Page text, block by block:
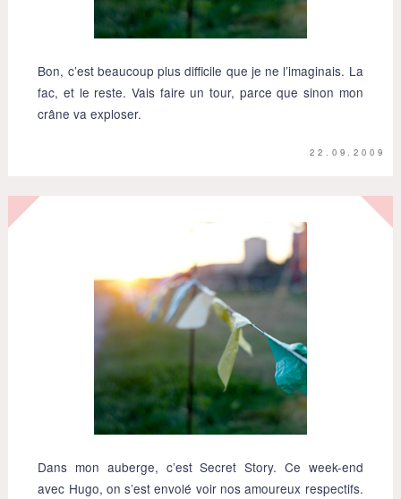
Bon, c’est beaucoup plus difficile que je ne l’imaginais. La
fac, et le reste. Vais faire un tour, parce que sinon mon
crâne va exploser.
22.09.2009
Dans mon auberge, c’est Secret Story. Ce week-end
avec Hugo, on s’est envolé voir nos amoureux respectifs.